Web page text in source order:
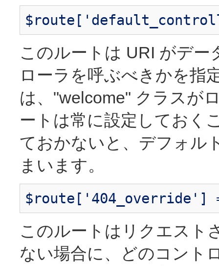
このルートは URI がデ
ローラを呼ぶべきかを指
は、"welcome" クラスが
ートは常に設定しておく
ておかないと、デフォル
まいます。
このルートはリクエスト
ない場合に、どのコント